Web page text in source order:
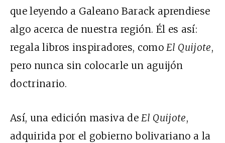
que leyendo a Galeano Barack aprendiese
algo acerca de nuestra región. Él es así:
regala libros inspiradores, comoEl Quijote,
pero nunca sin colocarle un aguijón
doctrinario.
Así, una edición masiva deEl Quijote,
adquirida por el gobierno bolivariano a la